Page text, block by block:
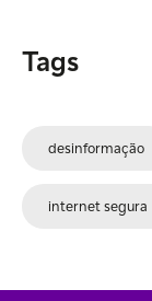
Tags
desinformação
internet segura